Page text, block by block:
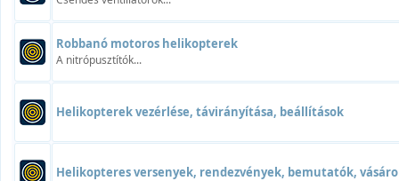
Robbanó motoros helikopterek
A nitrópusztítók...
Helikopterek vezérlése, távirányítása, beállítások
Helikopteres versenyek, rendezvények, bemutatók,